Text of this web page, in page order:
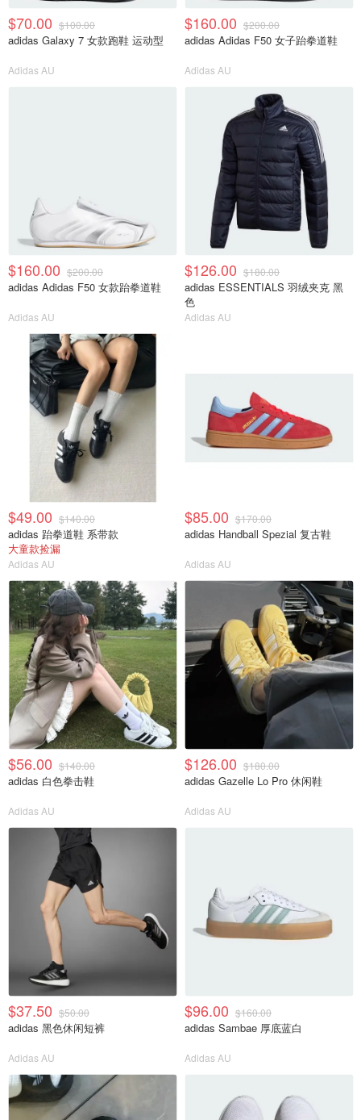
$70.00 $100.00
adidas Galaxy 7 女款跑鞋 运动型
Adidas AU
$160.00 $200.00
adidas Adidas F50 女子跆拳道鞋
Adidas AU
$160.00 $200.00
adidas Adidas F50 女款跆拳道鞋
Adidas AU
$126.00 $180.00
adidas ESSENTIALS 羽绒夹克 黑
色
Adidas AU
$49.00 $140.00
adidas 跆拳道鞋 系带款
大童款捡漏
Adidas AU
$85.00 $170.00
adidas Handball Spezial 复古鞋
Adidas AU
$56.00 $140.00
adidas 白色拳击鞋
Adidas AU
$126.00 $180.00
adidas Gazelle Lo Pro 休闲鞋
Adidas AU
$37.50 $50.00
adidas 黑色休闲短裤
Adidas AU
$96.00 $160.00
adidas Sambae 厚底蓝白
Adidas AU